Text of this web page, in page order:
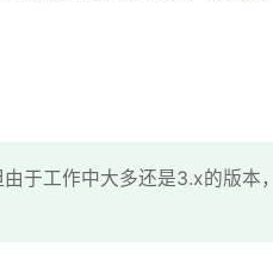
于工作中大多还是3.x的版本